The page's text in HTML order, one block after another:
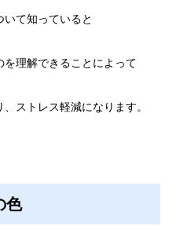
て知っていると
理解できることによって
ストレス軽減になります。
色